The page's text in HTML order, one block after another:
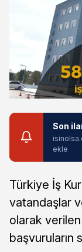
Son
ekle
Türkiye İş
vatandaşlar
olarak
başvuruların